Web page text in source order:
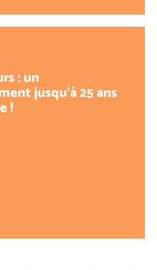
: un
jusqu’à 25 ans
!